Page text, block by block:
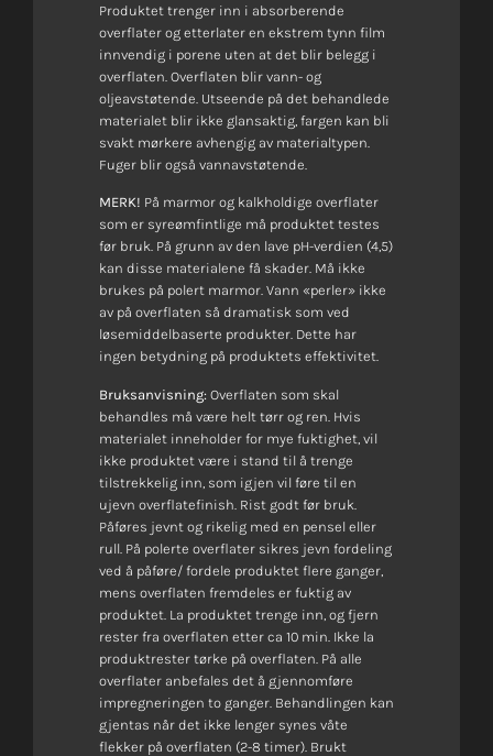
Produktet trenger inn i absorberende
overflater og etterlater en ekstrem tynn film
innvendig i porene uten at det blir belegg i
overflaten. Overflaten blir vann- og
oljeavstøtende. Utseende på det behandlede
materialet blir ikke glansaktig, fargen kan bli
svakt mørkere avhengig av materialtypen.
Fuger blir også vannavstøtende.
MERK! På marmor og kalkholdige overflater
som er syre­ømfintlige må produktet testes
før bruk. På grunn av den lave pH-verdien (4,5)
kan disse materialene få skader. Må ikke
brukes på polert marmor. Vann «perler» ikke
av på overflaten så dramatisk som ved
løsemiddel­baserte produkter. Dette har
ingen betydning på produktets effektivitet.
Bruksanvisning: Overflaten som skal
behandles må være helt tørr og ren. Hvis
materialet inneholder for mye fuktighet, vil
ikke produktet være i stand til å trenge
tilstrekkelig inn, som igjen vil føre til en
ujevn overflatefinish. Rist godt før bruk.
Påføres jevnt og rikelig med en pensel eller
rull. På polerte overflater sikres jevn fordeling
ved å påføre/ fordele produktet flere ganger,
mens overflaten fremdeles er fuktig av
produktet. La produktet trenge inn, og fjern
rester fra overflaten etter ca 10 min. Ikke la
produktrester tørke på overflaten. På alle
overflater anbefales det å gjennomføre
impregneringen to ganger. Behandlingen kan
gjentas når det ikke lenger synes våte
flekker på overflaten (2-8 timer). Brukt